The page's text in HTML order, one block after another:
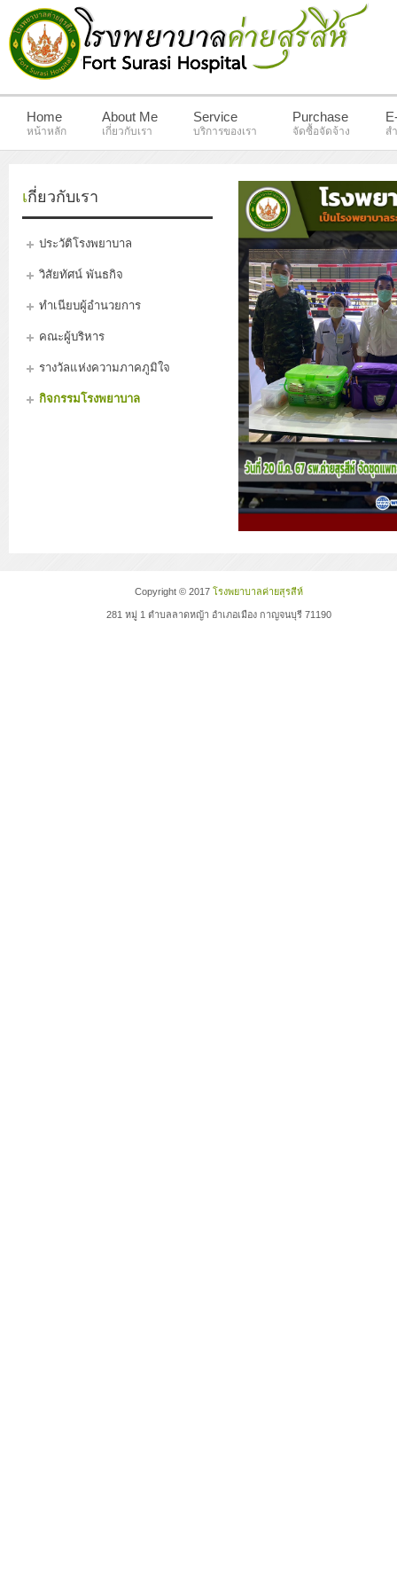
Home
หน้าหลัก
About Me
เกี่ยวกับเรา
Service
บริการของเรา
Purchase
จัดซื้อจัดจ้าง ส
เกี่ยวกับเรา
ประวัติโรงพยาบาล
วิสัยทัศน์ พันธกิจ
ทำเนียบผู้อำนวยการ
คณะผู้บริหาร
รางวัลแห่งความภาคภูมิใจ
กิจกรรมโรงพยาบาล
Copyright © 2017โรงพยาบาลค่ายสุรสีห์
281 หมู่ 1 ตำบลลาดหญ้า อำเภอเมือง กาญจนบุรี 71190